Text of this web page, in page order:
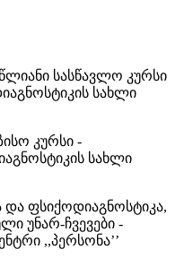
სასწავლო კურსი
სახლი
კურსი -
სახლი
ფსიქოდიაგნოსტიკა,
უნარ-ჩვევები -
,,პერსონა’’